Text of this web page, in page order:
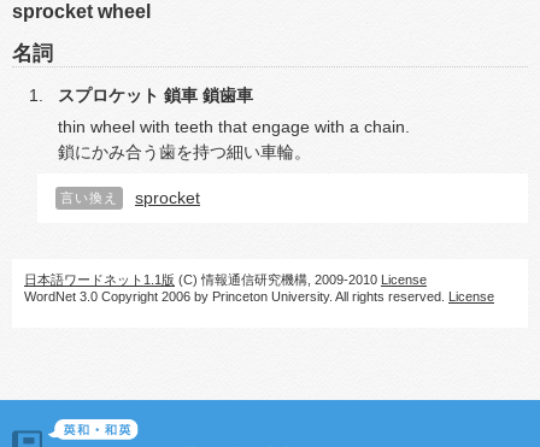
sprocket wheel
名詞
スプロケット 鎖車 鎖歯車
thin wheel with teeth that engage with a chain.
鎖にかみ合う歯を持つ細い車輪。
言い換え sprocket
日本語ワードネット1.1版 (C) 情報通信研究機構, 2009-2010 License
WordNet 3.0 Copyright 2006 by Princeton University. All rights reserved. License